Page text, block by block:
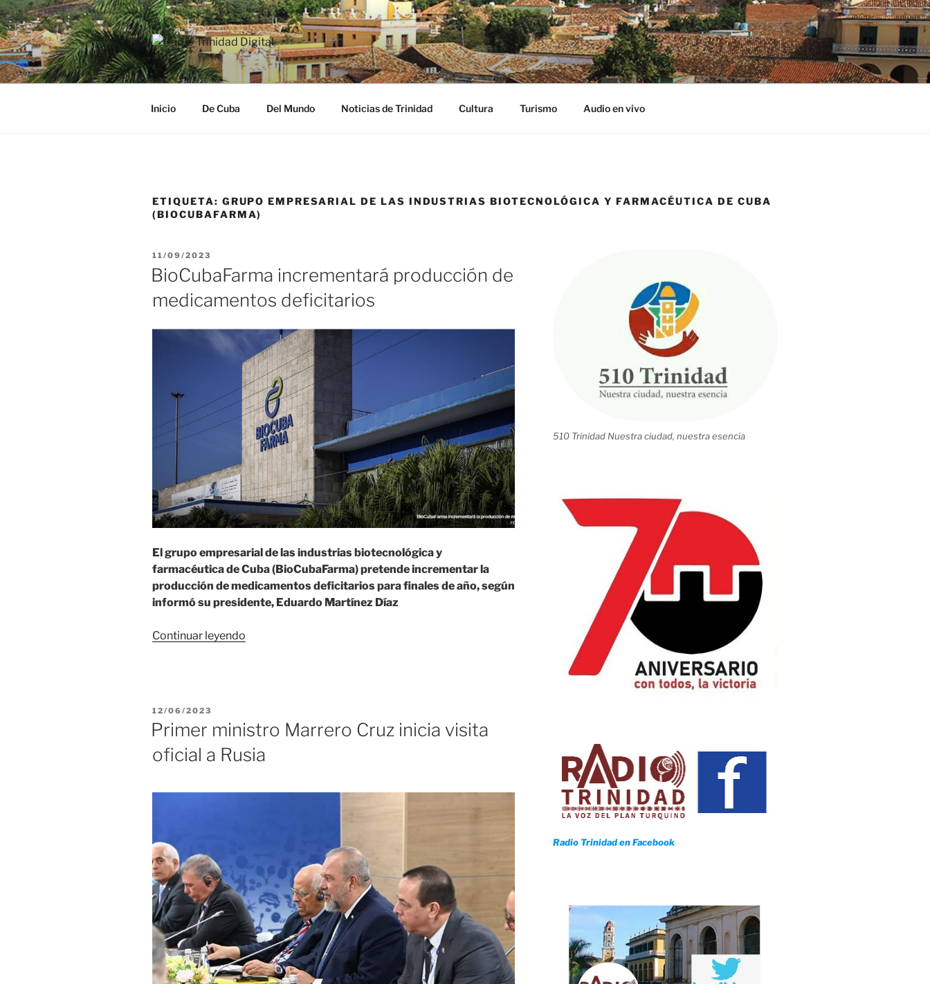
Saltar
al
contenido
RADIO TRINIDAD DIGITAL
Desde la Ciudad Museo del Caribe
Inicio De Cuba Del Mundo Noticias de Trinidad Cultura Turismo Audio en vivo
ETIQUETA: GRUPO EMPRESARIAL DE LAS INDUSTRIAS BIOTECNOLÓGICA Y FARMACÉUTICA DE CUBA
(BIOCUBAFARMA)
PUBLICADO
EL
11/09/2023
BioCubaFarma incrementará producción de
medicamentos deficitarios
El grupo empresarial de las industrias biotecnológica y
farmacéutica de Cuba (BioCubaFarma) pretende incrementar la
producción de medicamentos deficitarios para finales de año, según
informó su presidente, Eduardo Martínez Díaz
Continuar leyendo
PUBLICADO
EL
12/06/2023
Primer ministro Marrero Cruz inicia visita
oficial a Rusia
510 Trinidad Nuestra ciudad, nuestra esencia
Radio Trinidad en Facebook